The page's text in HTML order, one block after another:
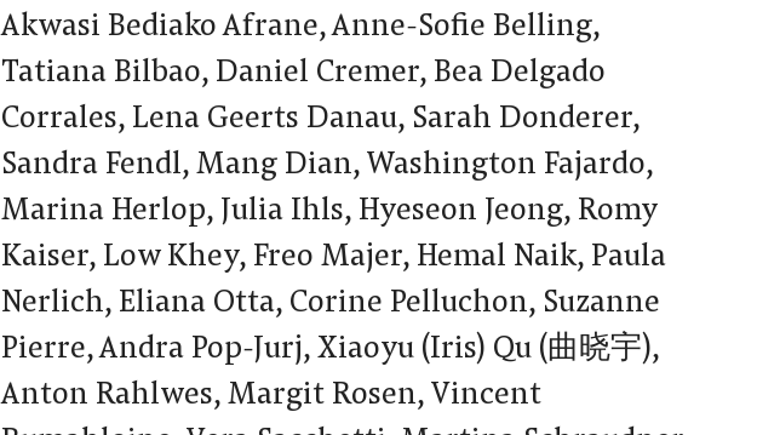
Akwasi Bediako Afrane, Anne-Sofie Belling,
Tatiana Bilbao, Daniel Cremer, Bea Delgado
Corrales, Lena Geerts Danau, Sarah Donderer,
Sandra Fendl, Mang Dian, Washington Fajardo,
Marina Herlop, Julia Ihls, Hyeseon Jeong, Romy
Kaiser, Low Khey, Freo Majer, Hemal Naik, Paula
Nerlich, Eliana Otta, Corine Pelluchon, Suzanne
Pierre, Andra Pop-Jurj, Xiaoyu (Iris) Qu (曲晓宇),
Anton Rahlwes, Margit Rosen, Vincent